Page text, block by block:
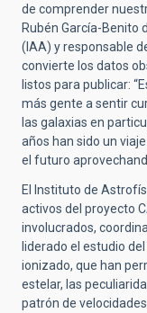
de comprender
Rubén García-Benito
(IAA) y responsable
convierte los datos
listos para publicar:
más gente a sentir
las galaxias en
años han sido un
el futuro
El Instituto de
activos del proyecto
involucrados,
liderado el estudio
ionizado, que han
estelar, las
patrón de